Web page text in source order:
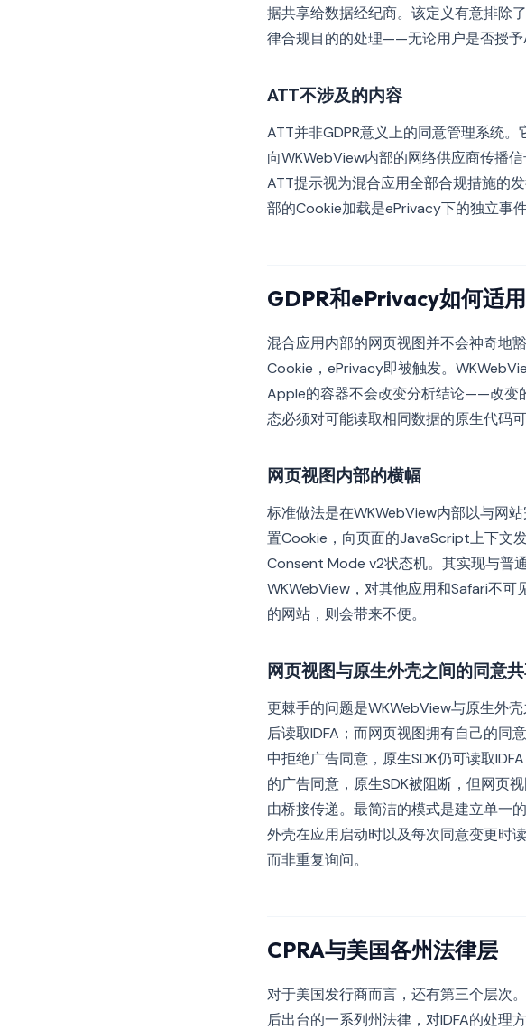
据共享给数据经纪商。该定义有意排除
律合规目的的处理——无论用户是否授予
ATT不涉及的内容
ATT并非GDPR意义上的同意管理系统
向WKWebView内部的网络供应商传播
ATT提示视为混合应用全部合规措施的
部的Cookie加载是ePrivacy下的独立事
GDPR和ePrivacy如何适
混合应用内部的网页视图并不会神奇地
Cookie，ePrivacy即被触发。
Apple的容器不会改变分析结论——改变
态必须对可能读取相同数据的原生代码可
网页视图内部的横幅
标准做法是在WKWebView内部以与网
置Cookie，向页面的JavaScript上下文
Consent Mode v2状态机。其实现与普
WKWebView，对其他应用和Safari不
的网站，则会带来不便。
网页视图与原生外壳之间的同意
更棘手的问题是WKWebView与原生外
后读取IDFA；而网页视图拥有自己的同
中拒绝广告同意，原生SDK仍可读取
的广告同意，原生SDK被阻断，但网页
由桥接传递。最简洁的模式是建立单
外壳在应用启动时以及每次同意变更时
而非重复询问。
CPRA与美国各州法律层
对于美国发行商而言，还有第三个层次
后出台的一系列州法律，对IDFA的处